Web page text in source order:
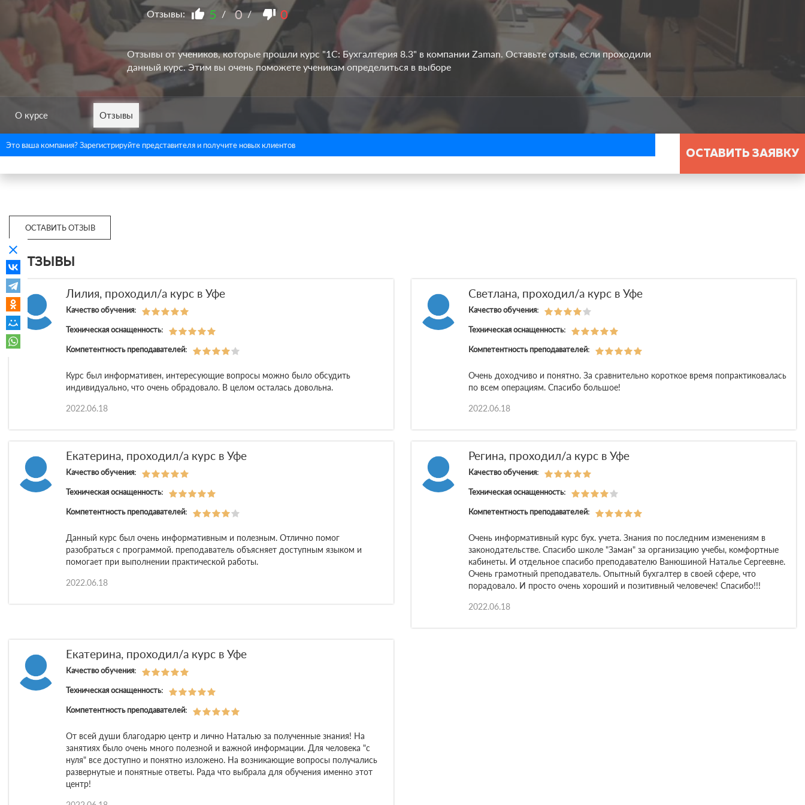
clear
Отзывы: 5 / 0/ 0
Отзывы от учеников, которые прошли курс "1С: Бухгалтерия 8.3" в компании Zaman. Оставьте отзыв, если проходили
данный курс. Этим вы очень поможете ученикам определиться в выборе
О курсе Отзывы
ОСТАВИТЬ ОТЗЫВ
ОТЗЫВЫ
Лилия, проходил/а курс в Уфе
Качество обучения:
Техническая оснащенность:
Компетентность преподавателей:
Курс был информативен, интересующие вопросы можно было обсудить
индивидуально, что очень обрадовало. В целом осталась довольна.
2022.06.18
Светлана, проходил/а курс в Уфе
Качество обучения:
Техническая оснащенность:
Компетентность преподавателей:
Очень доходчиво и понятно. За сравнительно короткое время попрактиковалась
по всем операциям. Спасибо большое!
2022.06.18
Екатерина, проходил/а курс в Уфе
Качество обучения:
Техническая оснащенность:
Компетентность преподавателей:
Данный курс был очень информативным и полезным. Отлично помог
разобраться с программой. преподаватель объясняет доступным языком и
помогает при выполнении практической работы.
2022.06.18
Регина, проходил/а курс в Уфе
Качество обучения:
Техническая оснащенность:
Компетентность преподавателей:
Очень информативный курс бух. учета. Знания по последним изменениям в
законодательстве. Спасибо школе "Заман" за организацию учебы, комфортные
кабинеты. И отдельное спасибо преподавателю Ванюшиной Наталье Сергеевне.
Очень грамотный преподаватель. Опытный бухгалтер в своей сфере, что
порадовало. И просто очень хороший и позитивный человечек! Спасибо!!!
2022.06.18
Екатерина, проходил/а курс в Уфе
Качество обучения:
Техническая оснащенность:
Компетентность преподавателей:
От всей души благодарю центр и лично Наталью за полученные знания! На
занятиях было очень много полезной и важной информации. Для человека "с
нуля" все доступно и понятно изложено. На возникающие вопросы получались
развернутые и понятные ответы. Рада что выбрала для обучения именно этот
центр!
ОСТАВИТЬ ЗАЯВКУ
Это ваша компания? Зарегистрируйте представителя и получите новых клиентов